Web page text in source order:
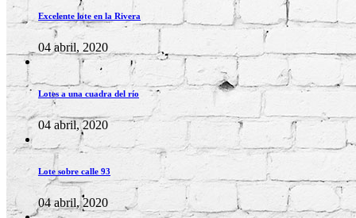
Excelente lote en la Rivera
04 abril, 2020
Lotes a una cuadra del río
04 abril, 2020
Lote sobre calle 93
04 abril, 2020